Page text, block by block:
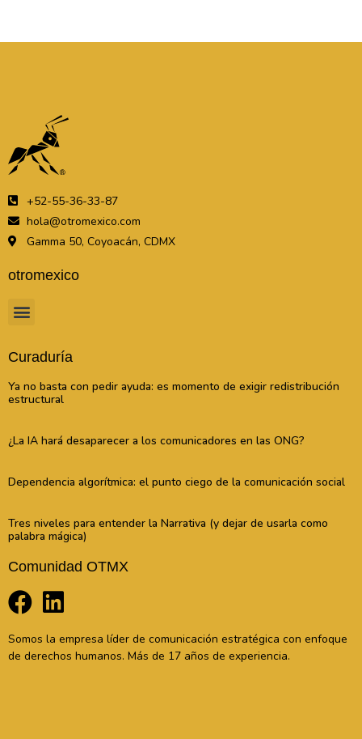
+52-55-36-33-87
hola@otromexico.com
Gamma 50, Coyoacán, CDMX
otromexico
Curaduría
Ya no basta con pedir ayuda: es momento de exigir redistribución
estructural
¿La IA hará desaparecer a los comunicadores en las ONG?
Dependencia algorítmica: el punto ciego de la comunicación social
Tres niveles para entender la Narrativa (y dejar de usarla como
palabra mágica)
Comunidad OTMX
Somos la empresa líder de comunicación estratégica con enfoque
de derechos humanos. Más de 17 años de experiencia.